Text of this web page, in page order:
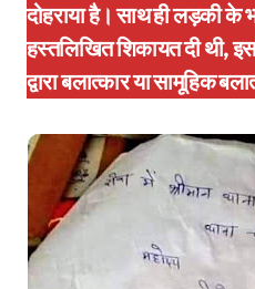
दोहराया है। साथ ही लड़की के
हस्तलिखित शिकायत दी थी,
द्वारा बलात्कार या सामूहिक